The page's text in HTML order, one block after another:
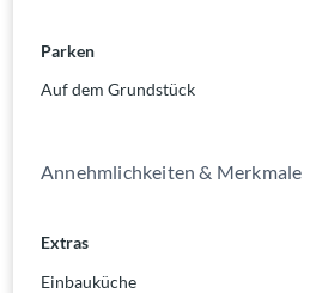
Minuten entfernt. Nach Keszthely
Parken
Auf dem Grundstück
Annehmlichkeiten & Merkmale
Extras
Einbauküche